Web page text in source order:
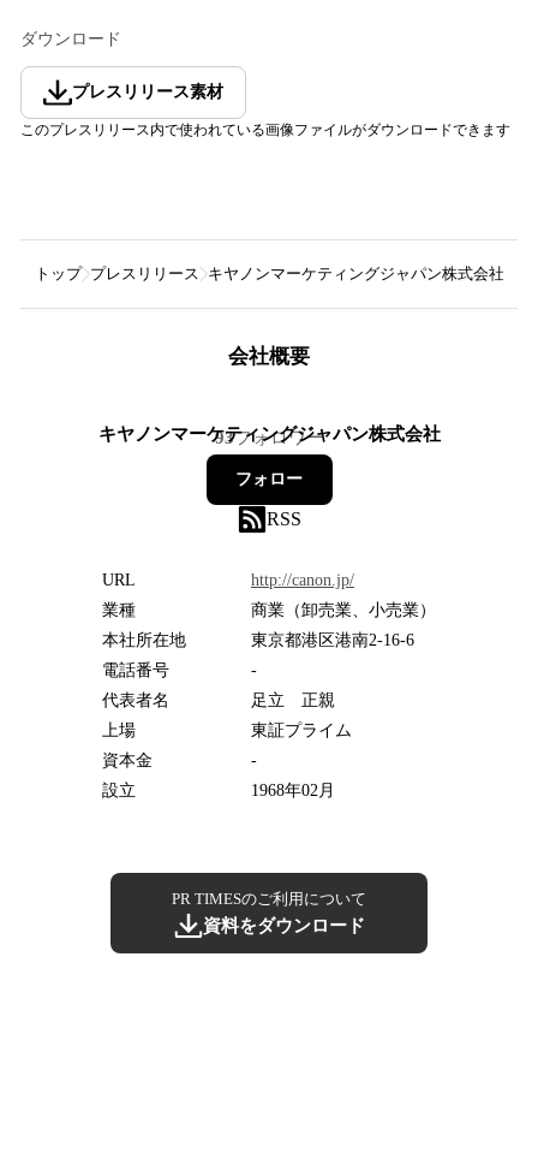
ダウンロード
プレスリリース素材
このプレスリリース内で使われている画像ファイルがダウンロードできます
トップ プレスリリース キヤノンマーケティングジャパン株式会社
会社概要
キヤノンマーケティングジャパン株式会社
93フォロワー
フォロー
RSS
URL
http://canon.jp/
業種
商業（卸売業、小売業）
本社所在地
東京都港区港南2-16-6
電話番号
-
代表者名
足立 正親
上場
東証プライム
資本金
-
設立
1968年02月
PR TIMESのご利用について
資料をダウンロード